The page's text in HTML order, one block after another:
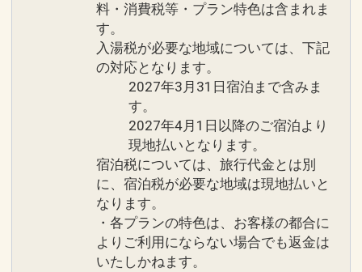
料・消費税等・プラン特色は含まれま
す。
入湯税が必要な地域については、下記
の対応となります。
2027年3月31日宿泊まで含みま
す。
2027年4月1日以降のご宿泊より
現地払いとなります。
宿泊税については、旅行代金とは別
に、宿泊税が必要な地域は現地払いと
なります。
・各プランの特色は、お客様の都合に
よりご利用にならない場合でも返金は
いたしかねます。